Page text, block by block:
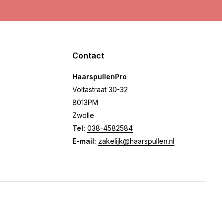
Contact
HaarspullenPro
Voltastraat 30-32
8013PM
Zwolle
Tel: 038-4582584
E-mail: zakelijk@haarspullen.nl